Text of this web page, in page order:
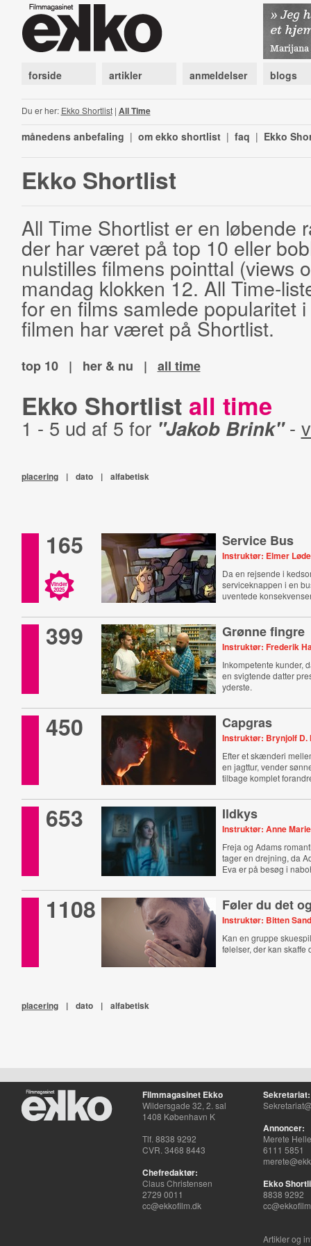
forside artikler anmeldelser blogs
Du er her: Ekko Shortlist| All Time
månedens anbefaling | om ekko shortlist | faq | Ekko
Ekko Shortlist
All Time Shortlist er en løbende
der har været på top 10 eller
nulstilles filmens pointtal (views
mandag klokken 12. All Time-
for en films samlede popularitet
filmen har været på Shortlist.
top 10 | her & nu | all time
Ekko Shortlist all time
1 - 5 ud af 5 for "Jakob Brink"-
placering | dato | alfabetisk
165
Vinder
2025
Service Bus
Instruktør: Elmer
Da en rejsende i
serviceknappen i en
uventede
399 Grønne fingre
Instruktør: Frederik
Inkompetente kunder,
en svigtende datter
yderste.
450 Capgras
Instruktør: Brynjolf D.
Efter et skænderi
en jagttur, vender
tilbage komplet
653 Ildkys
Instruktør: Anne
Freja og Adams
tager en drejning, da
Eva er på besøg i
1108 Føler du det
Instruktør: Bitten
Kan en gruppe
følelser, der kan skaffe
placering | dato | alfabetisk
Filmmagasinet Ekko
Wildersgade 32, 2. sal
1408 København K
Tlf. 8838 9292
CVR. 3468 8443
Chefredaktør:
Claus Christensen
2729 0011
cc@ekkofilm.dk
Sekretariat:
Annoncer:
Merete
6111 5851
Ekko
8838 9292
Artikler og